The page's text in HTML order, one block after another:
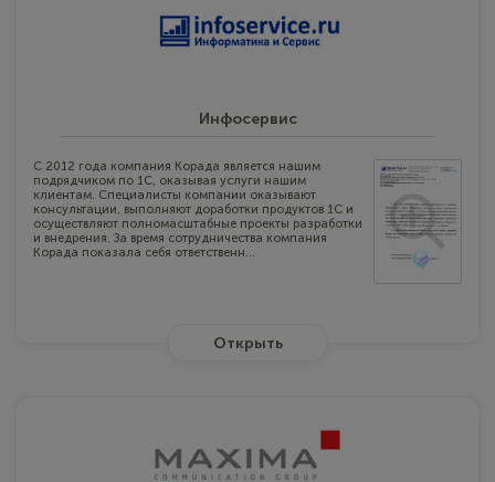
Инфосервис
С 2012 года компания Корада является нашим
подрядчиком по 1С, оказывая услуги нашим
клиентам. Специалисты компании оказывают
консультации, выполняют доработки продуктов 1С и
осуществляют полномасштабные проекты разработки
и внедрения. За время сотрудничества компания
Корада показала себя ответственн...
Открыть